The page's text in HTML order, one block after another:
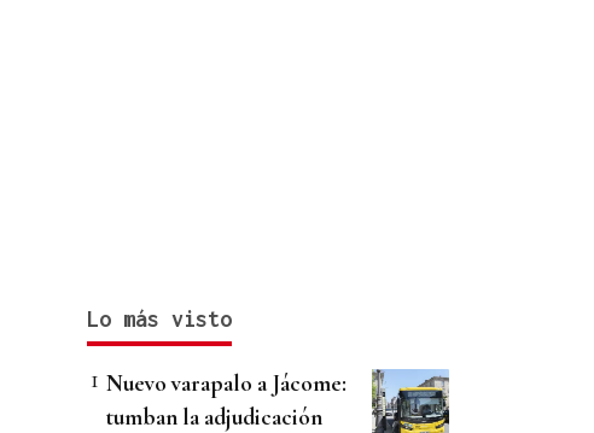
Lo más visto
Nuevo varapalo a Jácome:
tumban la adjudicación